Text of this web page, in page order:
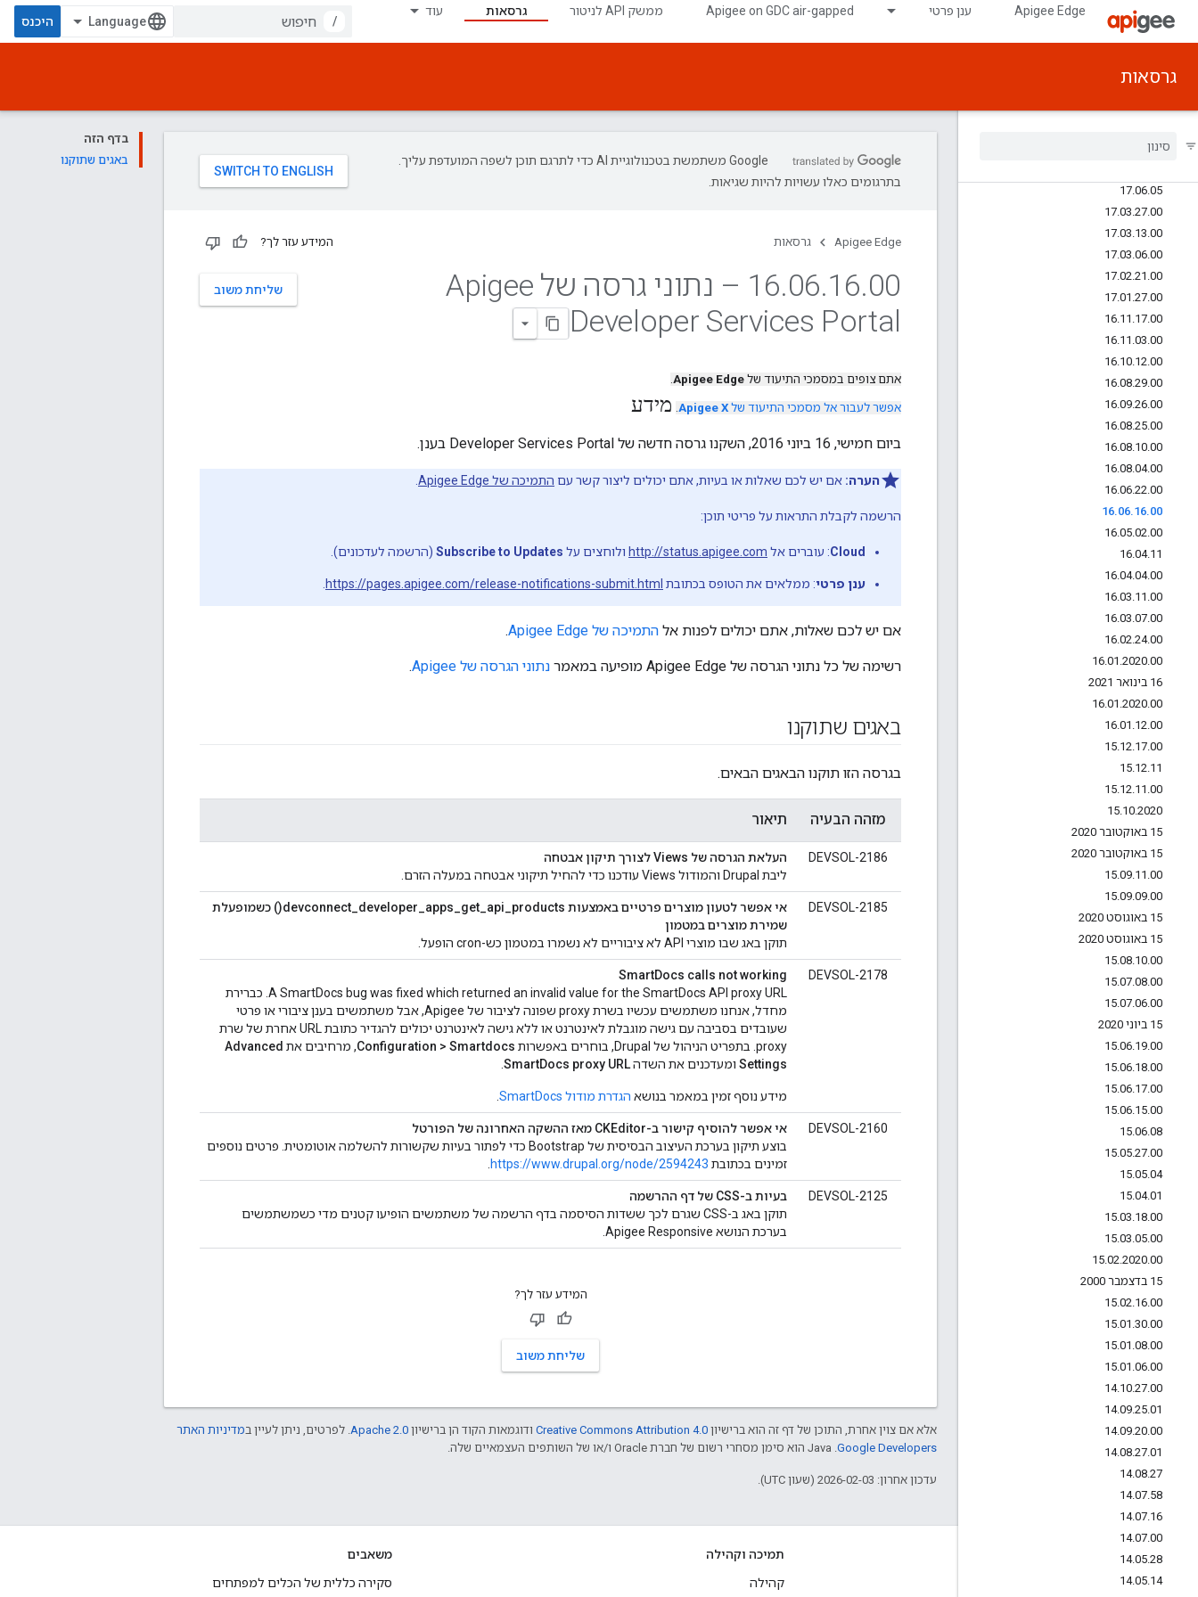
Apigee Edge ענן פרטי ‫Apigee on GDC air-gapped ממשק API לניטור גרסאות עוד
/ היכנס
גרסאות
18.02.15.00
18.01.31.00
17.10.25.00
.00
17.06.05
17.03.27.00
17.03.13.00
17.03.06.00
17.02.21 .00
17.01 .27.00
16.11 .17.00
16.11 .03.00
16.10.12.00
16.08.29.00
16.09.26.00
16.08.25.00
16.08.10.00
16.08.04.00
16.06.22.00
16.06.16.00
16.05.02.00
16.04.11
16.04.04.00
16.03.11 .00
16.03.07.00
16.02.24.00
16.01 .2020.00
16 בינואר 2021
16.01 .2020.00
16.01 .12.00
15.12.17.00
15.12.11
15.12.11 .00
15.10.2020
15 באוקטובר 2020
15 באוקטובר 2020
15.09.11 .00
15.09.09.00
15 באוגוסט 2020
15 באוגוסט 2020
15.08.10.00
15.07.08.00
15.07.06.00
15 ביוני 2020
15.06.19.00
15.06.18.00
15.06.17.00
15.06.15.00
15.06.08
15.05.27.00
15.05.04
15.04.01
15.03.18.00
15.03.05.00
15.02.2020.00
15 בדצמבר 2000
15.02.16.00
15.01 .30.00
15.01 .08.00
15.01 .06.00
14.10.27.00
14.09.25.01
14.09.20.00
14.08.27.01
14.08.27
14.07.58
14.07.16
14.07.00
14.05.28
14.05.14
בדף הזה
באגים שתוקנו
‫Google משתמשת בטכנולוגיית AI כדי לתרגם תוכן לשפה המועדפת עליך.
בתרגומים כאלו עשויות להיות שגיאות.
Apigee Edge גרסאות המידע עזר לך?
שליחת משוב 16.06.16.
00 – נתוני גרסה של Apigee
Developer Services Portal
אתם צופים במסמכי התיעוד של Apigee Edge
.
אפשר לעבור אל מסמכי התיעוד של Apigee X
. מידע
ביום חמישי, 16 ביוני 2016, השקנו גרסה חדשה של Developer Services Portal בענן.
הערה: אם יש לכם שאלות או בעיות, אתם יכולים ליצור קשר עם התמיכה של Apigee Edge
הרשמה לקבלת התראות על פריטי תוכן:
Cloud: עוברים אל http://status.apigee.com ולוחצים על Subscribe to Updates (הרשמה לעדכונים).
ענן פרטי: ממלאים את הטופס בכתובת https://pages.apigee.com/release-notifications-submit.html
אם יש לכם שאלות, אתם יכולים לפנות אל התמיכה של Apigee Edge .
רשימה של כל נתוני הגרסה של Apigee Edge מופיעה במאמר נתוני הגרסה של Apigee .
באגים שתוקנו
בגרסה הזו תוקנו הבאגים הבאים.
מזהה הבעיה תיאור
DEVSOL-2186
העלאת הגרסה של Views לצורך תיקון אבטחה
ליבת Drupal והמודול Views עודכנו כדי להחיל תיקוני אבטחה במעלה הזרם.
DEVSOL-2185
אי אפשר לטעון מוצרים פרטיים באמצעות devconnect_developer_apps_get_api_products() כשמופעלת
שמירת מוצרים במטמון
תוקן באג שבו מוצרי API לא ציבוריים לא נשמרו במטמון כש-cron הופעל.
DEVSOL-2178
SmartDocs calls not working
A SmartDocs bug was fixed which returned an invalid value for the SmartDocs API proxy URL. כברירת
מחדל, אנחנו משתמשים עכשיו בשרת proxy שפונה לציבור של Apigee, אבל משתמשים בענן ציבורי או פרטי
שעובדים בסביבה עם גישה מוגבלת לאינטרנט או ללא גישה לאינטרנט יכולים להגדיר כתובת URL אחרת של שרת
proxy. בתפריט הניהול של Drupal, בוחרים באפשרות
Configuration > Smartdocs, מרחיבים את Advanced
Settings ומעדכנים את השדהSmartDocs proxy URL
מידע נוסף זמין במאמר בנושא הגדרת מודול SmartDocs
DEVSOL-2160
אי אפשר להוסיף קישור ב-CKEditor מאז ההשקה האחרונה של הפורטל
בוצע תיקון בערכת העיצוב הבסיסית של Bootstrap כדי לפתור בעיות שקשורות להשלמה אוטומטית. פרטים נוספים
זמינים בכתובת https://www.drupal.org/node/2594243
DEVSOL-2125
בעיות ב-CSS של דף ההרשמה
תוקן באג ב-CSS שגרם לכך ששדות הסיסמה בדף הרשמה של משתמשים הופיעו קטנים מדי כשמשתמשים
בערכת הנושא Apigee Responsive.
המידע עזר לך?
שליחת משוב
אלא אם צוין אחרת, התוכן של דף זה הוא ברישיון Creative Commons Attribution 4.0 ודוגמאות הקוד הן ברישיון Apache 2.0. לפרטים, ניתן לעיין במדיניות האתר
Google Developers‏.‏ Java הוא סימן מסחרי רשום של חברת Oracle ו/או של השותפים העצמאיים שלה.
עדכון אחרון: 2026-02-03 (שעון UTC).
מידע על Apigee
We're part of Google
תמיכה וקהילה
קהילה
משאבים
סקירה כללית של הכלים למפתחים